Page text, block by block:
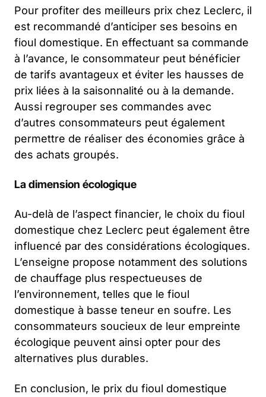
Pour profiter des meilleurs prix chez Leclerc, il
est recommandé d’anticiper ses besoins en
fioul domestique. En effectuant sa commande
à l’avance, le consommateur peut bénéficier
de tarifs avantageux et éviter les hausses de
prix liées à la saisonnalité ou à la demande.
Aussi regrouper ses commandes avec
d’autres consommateurs peut également
permettre de réaliser des économies grâce à
des achats groupés.
La dimension écologique
Au-delà de l’aspect financier, le choix du fioul
domestique chez Leclerc peut également être
influencé par des considérations écologiques.
L’enseigne propose notamment des solutions
de chauffage plus respectueuses de
l’environnement, telles que le fioul
domestique à basse teneur en soufre. Les
consommateurs soucieux de leur empreinte
écologique peuvent ainsi opter pour des
alternatives plus durables.
En conclusion, le prix du fioul domestique